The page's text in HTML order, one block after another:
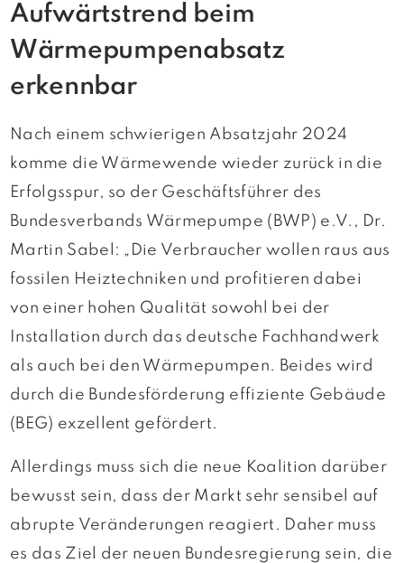
Aufwärtstrend beim
Wärmepumpenabsatz
erkennbar
Nach einem schwierigen Absatzjahr 2024
komme die Wärmewende wieder zurück in die
Erfolgsspur, so der Geschäftsführer des
Bundesverbands Wärmepumpe (BWP) e.V., Dr.
Martin Sabel: „Die Verbraucher wollen raus aus
fossilen Heiztechniken und profitieren dabei
von einer hohen Qualität sowohl bei der
Installation durch das deutsche Fachhandwerk
als auch bei den Wärmepumpen. Beides wird
durch die Bundesförderung effiziente Gebäude
(BEG) exzellent gefördert.
Allerdings muss sich die neue Koalition darüber
bewusst sein, dass der Markt sehr sensibel auf
abrupte Veränderungen reagiert. Daher muss
es das Ziel der neuen Bundesregierung sein, die